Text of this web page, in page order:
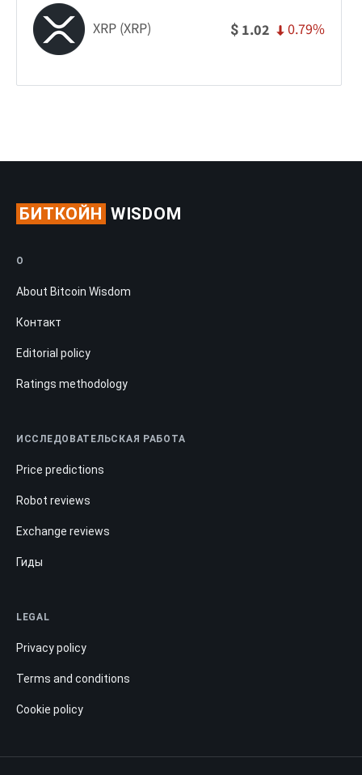
XRP (XRP) $ 1.02 0.79%
БИТКОЙН WISDOM
О
About Bitcoin Wisdom
Контакт
Editorial policy
Ratings methodology
ИССЛЕДОВАТЕЛЬСКАЯ РАБОТА
Price predictions
Robot reviews
Exchange reviews
Гиды
LEGAL
Privacy policy
Terms and conditions
Cookie policy